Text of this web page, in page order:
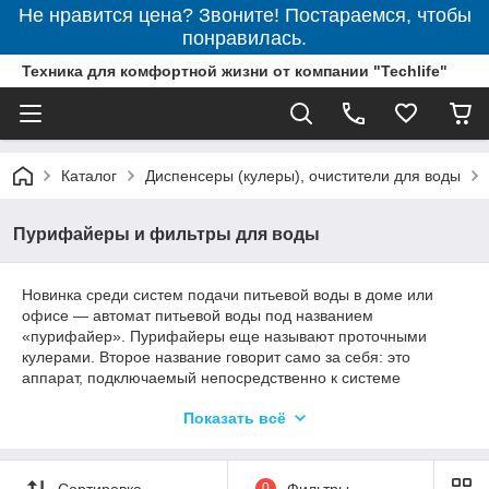
Не нравится цена? Звоните! Постараемся, чтобы
понравилась.
Техника для комфортной жизни от компании "Techlife"
Каталог Диспенсеры (кулеры), очистители для воды
Пурифайеры и фильтры для воды
Новинка среди систем подачи питьевой воды в доме или
офисе — автомат питьевой воды под названием
«пурифайер». Пурифайеры еще называют проточными
кулерами. Второе название говорит само за себя: это
аппарат, подключаемый непосредственно к системе
Фильтрующее оборудование расположено в нижней части
накопительным баком для отфильтрованной воды.
Показать всё